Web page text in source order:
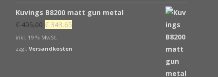
Kuvings B8200 matt gun metal
€405,00 Ursprünglicher
Preis
war:
€ 343,65
ist:
inkl. 19 % MwSt.
zzgl. Versandkosten